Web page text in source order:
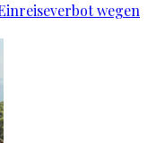
wegen